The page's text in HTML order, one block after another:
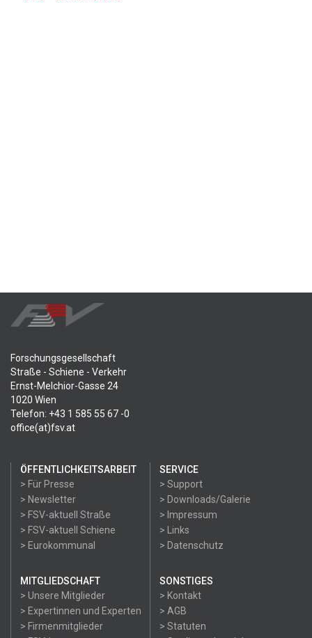
Forschungsgesellschaft
Straße - Schiene - Verkehr
Ernst-Melchior-Gasse 24
1020 Wien
Telefon: +43 1 585 55 67 -0
office(at)fsv.at
ÖFFENTLICHKEITSARBEIT
> Für Presse
> Newsletter
> FSV-aktuell Straße
> FSV-aktuell Schiene
> Eurokommunal
SERVICE
> Support
> Downloads/Galerie
> Impressum
> Links
> Datenschutz
MITGLIEDSCHAFT
> Unsere Mitglieder
> Expertinnen und Experten
> Firmenmitglieder
SONSTIGES
> Kontakt
> AGB
> Statuten